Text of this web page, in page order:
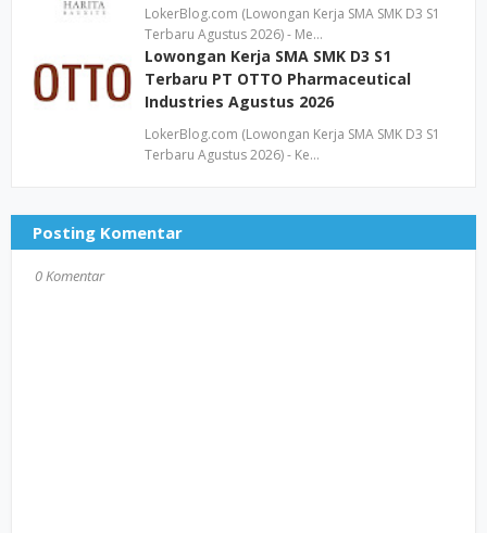
LokerBlog.com (Lowongan Kerja SMA SMK D3 S1
Terbaru Agustus 2026) - Me…
Lowongan Kerja SMA SMK D3 S1
Terbaru PT OTTO Pharmaceutical
Industries Agustus 2026
LokerBlog.com (Lowongan Kerja SMA SMK D3 S1
Terbaru Agustus 2026) - Ke…
Posting Komentar
0 Komentar